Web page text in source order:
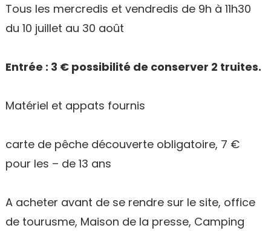
Tous les mercredis et vendredis de 9h à 11h30
du 10 juillet au 30 août
Entrée : 3 € possibilité de conserver 2 truites.
Matériel et appats fournis
carte de pêche découverte obligatoire, 7 €
pour les – de 13 ans
A acheter avant de se rendre sur le site, office
de tourusme, Maison de la presse, Camping